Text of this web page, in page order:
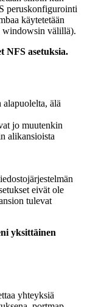
peruskonfigurointi
käytetetään
windowsin välillä).
NFS asetuksia.
alapuolelta, älä
jo muutenkin
alikansioista
eivät ole
tulevat
yksittäinen
yhteyksiä